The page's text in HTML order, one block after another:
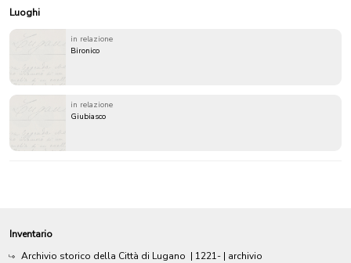
Luoghi
in relazione
Bironico
in relazione
Giubiasco
Inventario
Archivio storico della Città di Lugano | 1221- | archivio